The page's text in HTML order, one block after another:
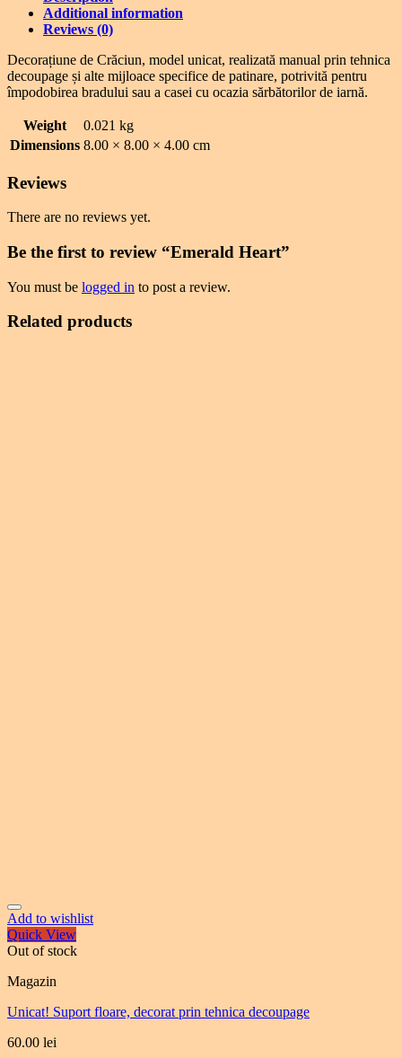
Additional information
Reviews (0)
Decorațiune de Crăciun, model unicat, realizată manual prin tehnica
decoupage și alte mijloace specifice de patinare, potrivită pentru
împodobirea bradului sau a casei cu ocazia sărbătorilor de iarnă.
Weight
0.021 kg
Dimensions 8.00 × 8.00 × 4.00 cm
Reviews
There are no reviews yet.
Be the first to review “Emerald Heart”
You must be logged in to post a review.
Related products
Add to wishlist
Quick View
Out of stock
Magazin
Unicat! Suport floare, decorat prin tehnica decoupage
60.00 lei